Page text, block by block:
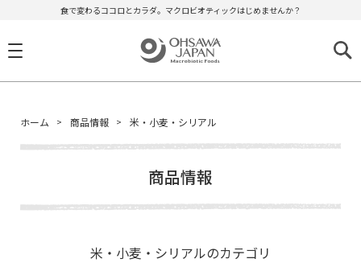
食で変わるココロとカラダ。マクロビオティックはじめませんか？
ホーム 商品情報 米・小麦・シリアル
商品情報
米・小麦・シリアルのカテゴリ